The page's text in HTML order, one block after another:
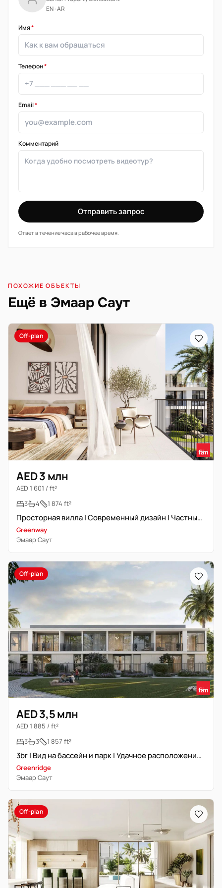
EN · AR
Имя*
Телефон*
Email*
Комментарий
Отправить запрос
Ответ в течение часа в рабочее время.
ПОХОЖИЕ ОБЪЕКТЫ
Ещё в Эмаар Саут
Off-plan
AED 3 млн
AED 1 601 / ft²
3
4 1 874 ft²
Просторная вилла | Современный дизайн | Частный сад
Greenway
Эмаар Саут
Off-plan
AED 3,5 млн
AED 1 885 / ft²
3
3 1 857 ft²
3br | Вид на бассейн и парк | Удачное расположение | Перепродажа
Greenridge
Эмаар Саут
Off-plan